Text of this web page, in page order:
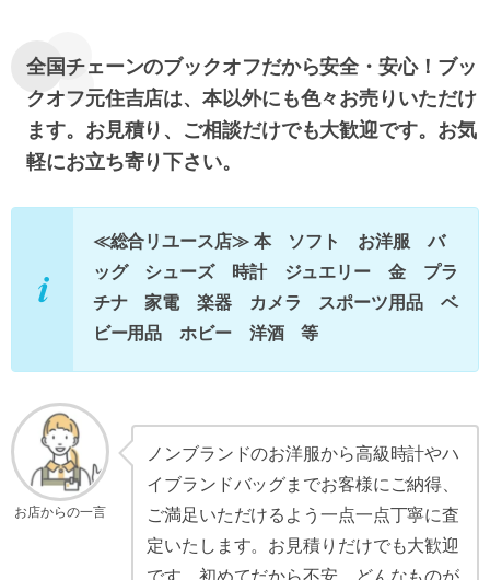
全国チェーンのブックオフだから安全・安心！ ブッ
クオフ元住吉店は、本以外にも色々お売りいただけ
ます。お見積り、ご相談だけでも大歓迎です。お気
軽にお立ち寄り下さい。
≪総合リユース店≫ 本 ソフト お洋服 バ
ッグ シューズ 時計 ジュエリー 金 プラ
チナ 家電 楽器 カメラ スポーツ用品 ベ
ビー用品 ホビー 洋酒 等
お店からの一言
ノンブランドのお洋服から高級時計やハ
イブランドバッグまでお客様にご納得、
ご満足いただけるよう一点一点丁寧に査
定いたします。お見積りだけでも大歓迎